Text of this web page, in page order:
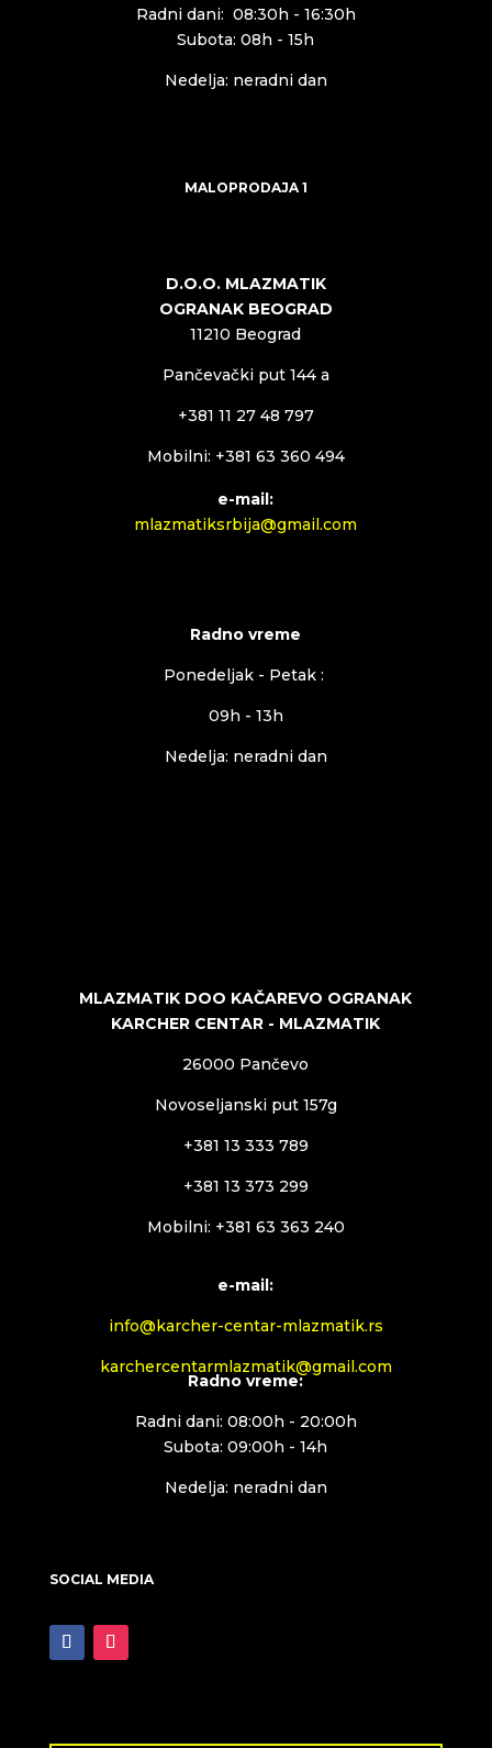
Radni dani: 08:30h - 16:30h
Subota: 08h - 15h
Nedelja: neradni dan
MALOPRODAJA 1
D.O.O. MLAZMATIK
OGRANAK BEOGRAD
11210 Beograd
Pančevački put 144 a
+381 11 27 48 797
Mobilni: +381 63 360 494
e-mail:
mlazmatiksrbija@gmail.com
Radno vreme
Ponedeljak - Petak :
09h - 13h
Nedelja: neradni dan
MLAZMATIK DOO KAČAREVO OGRANAK
KARCHER CENTAR - MLAZMATIK
26000 Pančevo
Novoseljanski put 157g
+381 13 333 789
+381 13 373 299
Mobilni: +381 63 363 240
e-mail:
info@karcher-centar-mlazmatik.rs
karchercentarmlazmatik@gmail.com
Radno vreme:
Radni dani: 08:00h - 20:00h
Subota: 09:00h - 14h
Nedelja: neradni dan
SOCIAL MEDIA